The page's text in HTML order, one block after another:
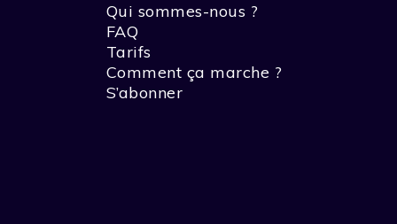
Qui sommes-nous ?
FAQ
Tarifs
Comment ça marche ?
S’abonner